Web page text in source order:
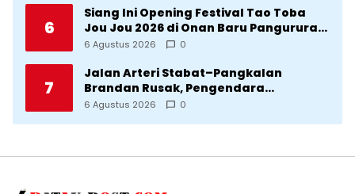
6
Siang Ini Opening Festival Tao Toba
Jou Jou 2026 di Onan Baru Pangururan:
Malamnya Dihibur Marsada Band
6 Agustus 2026 0
7
Jalan Arteri Stabat–Pangkalan
Brandan Rusak, Pengendara
Terancam Celaka
6 Agustus 2026 0